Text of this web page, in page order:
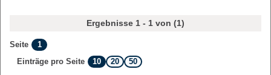
Ergebnisse 1 - 1 von (1)
Seite
1
Einträge pro Seite
10 20 50